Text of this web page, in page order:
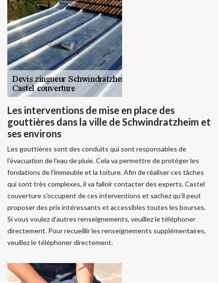
Les interventions de mise en place des
gouttières dans la ville de Schwindratzheim et
ses environs
Les gouttières sont des conduits qui sont responsables de
l'évacuation de l'eau de pluie. Cela va permettre de protéger les
fondations de l'immeuble et la toiture. Afin de réaliser ces tâches
qui sont très complexes, il va falloir contacter des experts. Castel
couverture s'occupent de ces interventions et sachez qu'il peut
proposer des prix intéressants et accessibles toutes les bourses.
Si vous voulez d'autres renseignements, veuillez le téléphoner
directement. Pour recueillir les renseignements supplémentaires,
veuillez le téléphoner directement.